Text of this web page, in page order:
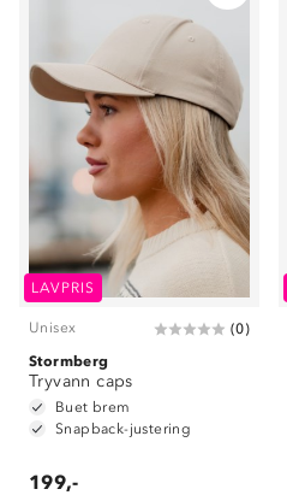
LAVPRIS
Unisex (0)
Stormberg
Tryvann caps
Buet brem
Snapback-justering
199,-